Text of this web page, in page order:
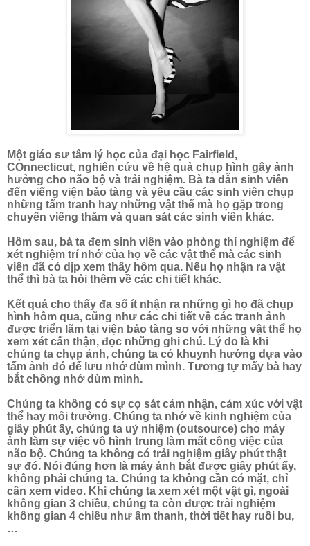
Một giáo sư tâm lý học của đại học Fairfield,
COnnecticut, nghiên cứu về hệ quả chụp hình gây ảnh
hưởng cho não bộ và trải nghiệm. Bà ta dẫn sinh viên
đến viếng viện bảo tàng và yêu cầu các sinh viên chụp
những tấm tranh hay những vật thể mà họ gặp trong
chuyến viếng thăm và quan sát các sinh viên khác.
Hôm sau, bà ta đem sinh viên vào phòng thí nghiệm để
xét nghiệm trí nhớ của họ về các vật thể mà các sinh
viên đã có dịp xem thấy hôm qua. Nếu họ nhận ra vật
thể thì bà ta hỏi thêm về các chi tiết khác.
Kết quả cho thấy đa số ít nhận ra những gì họ đã chụp
hình hôm qua, cũng như các chi tiết về các tranh ảnh
được triển lãm tại viện bảo tàng so với những vật thể họ
xem xét cẩn thận, đọc những ghi chú. Lý do là khi
chúng ta chụp ảnh, chúng ta có khuynh hướng dựa vào
tấm ảnh đó để lưu nhớ dùm mình. Tương tự mấy bà hay
bắt chồng nhớ dùm mình.
Chúng ta không có sự cọ sát cảm nhận, cảm xúc với vật
thể hay môi trường. Chúng ta nhớ về kinh nghiệm của
giây phút ấy, chúng ta uỷ nhiệm (outsource) cho máy
ảnh làm sự việc vô hình trung làm mất công việc của
não bộ. Chúng ta không có trải nghiệm giây phút thật
sự đó. Nói đúng hơn là máy ảnh bắt được giây phút ấy,
không phải chúng ta. Chúng ta không cần có mặt, chỉ
cần xem video. Khi chúng ta xem xét một vật gì, ngoài
không gian 3 chiều, chúng ta còn được trải nghiệm
không gian 4 chiều như âm thanh, thời tiết hay ruồi bu,
…